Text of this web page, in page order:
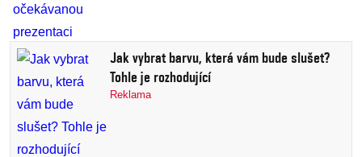
Jak vybrat barvu, která vám bude slušet?
Tohle je rozhodující
Reklama